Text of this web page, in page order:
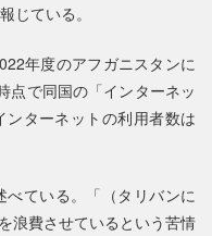
じている。
年度のアフガニスタンに
点で同国の「インターネッ
ンターネットの利用者数は
ている。「（タリバンに
浪費させているという苦情